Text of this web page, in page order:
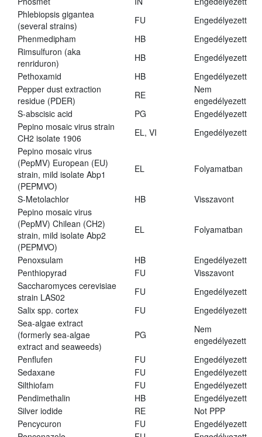
Phlebiopsis gigantea
(several strains)
FU
Engedélyezett
Phenmedipham
HB
Engedélyezett
Rimsulfuron (aka
renriduron)
HB
Engedélyezett
Pethoxamid
HB
Engedélyezett
Pepper dust extraction
residue (PDER)
RE
Nem
engedélyezett
S-abscisic acid
PG
Engedélyezett
Pepino mosaic virus strain
CH2 isolate 1906
EL, VI
Engedélyezett
Pepino mosaic virus
(PepMV) European (EU)
strain, mild isolate Abp1
(PEPMVO)
EL Folyamatban
S-Metolachlor HB
Visszavont
Pepino mosaic virus
(PepMV) Chilean (CH2)
strain, mild isolate Abp2
(PEPMVO)
EL Folyamatban
Penoxsulam HB
Engedélyezett
Penthiopyrad
FU
Visszavont
Saccharomyces cerevisiae
strain LAS02
FU
Engedélyezett
Salix spp. cortex
FU
Engedélyezett
Sea-algae extract
(formerly sea-algae
extract and seaweeds)
PG
Nem
engedélyezett
Penflufen
FU
Engedélyezett
Sedaxane
FU
Engedélyezett
Silthiofam
FU
Engedélyezett
Pendimethalin
HB
Engedélyezett
Silver iodide
RE
Not PPP
Pencycuron
FU
Engedélyezett